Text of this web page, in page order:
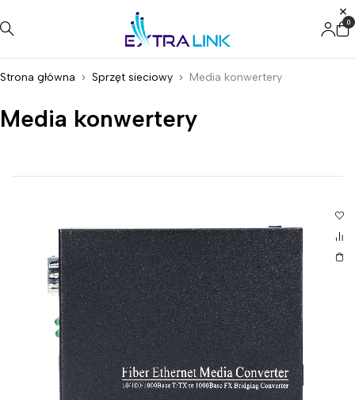
0
Strona główna Sprzęt sieciowy Media konwertery
Media konwertery